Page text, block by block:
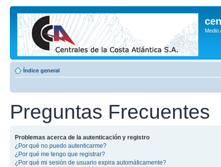
Medio
Índice general
Preguntas Frecuentes
Problemas acerca de la autenticación y registro
¿Por qué no puedo autenticarme?
¿Por qué me tengo que registrar?
¿Por qué mi sesión de usuario expira automáticamente?